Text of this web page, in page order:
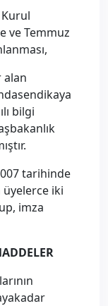
ve Temmuz
alan
bilgi
tarihinde
iki
imza